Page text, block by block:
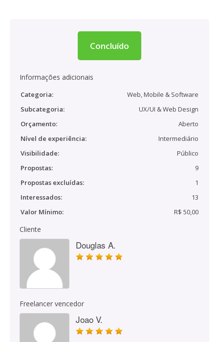
Concluído
Informações adicionais
Categoria:
Web, Mobile & Software
Subcategoria:
UX/UI & Web Design
Orçamento:
Aberto
Nível de experiência:
Intermediário
Visibilidade:
Público
Propostas:
9
Propostas excluídas:
1
Interessados:
13
Valor Mínimo:
R$ 50,00
Cliente
Douglas A.
Freelancer vencedor
Joao V.